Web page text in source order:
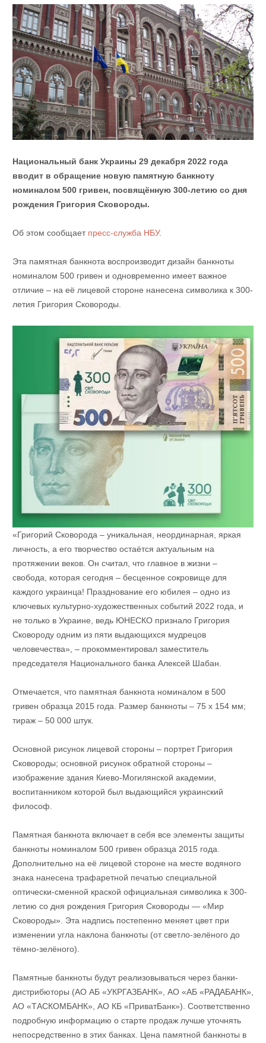
Национальный банк Украины 29 декабря 2022 года
вводит в обращение новую памятную банкноту
номиналом 500 гривен, посвящённую 300-летию со дня
рождения Григория Сковороды.
Об этом сообщает пресс-служба НБУ.
Эта памятная банкнота воспроизводит дизайн банкноты
номиналом 500 гривен и одновременно имеет важное
отличие – на её лицевой стороне нанесена символика к 300-
летия Григория Сковороды.
«Григорий Сковорода – уникальная, неординарная, яркая
личность, а его творчество остаётся актуальным на
протяжении веков. Он считал, что главное в жизни –
свобода, которая сегодня – бесценное сокровище для
каждого украинца! Празднование его юбилея – одно из
ключевых культурно-художественных событий 2022 года, и
не только в Украине, ведь ЮНЕСКО признало Григория
Сковороду одним из пяти выдающихся мудрецов
человечества», – прокомментировал заместитель
председателя Национального банка Алексей Шабан.
Отмечается, что памятная банкнота номиналом в 500
гривен образца 2015 года. Размер банкноты – 75 x 154 мм;
тираж – 50 000 штук.
Основной рисунок лицевой стороны – портрет Григория
Сковороды; основной рисунок обратной стороны –
изображение здания Киево-Могилянской академии,
воспитанником которой был выдающийся украинский
философ.
Памятная банкнота включает в себя все элементы защиты
банкноты номиналом 500 гривен образца 2015 года.
Дополнительно на её лицевой стороне на месте водяного
знака нанесена трафаретной печатью специальной
оптически-сменной краской официальная символика к 300-
летию со дня рождения Григория Сковороды — «Мир
Сковороды». Эта надпись постепенно меняет цвет при
изменении угла наклона банкноты (от светло-зелёного до
тёмно-зелёного).
Памятные банкноты будут реализовываться через банки-
дистрибюторы (АО АБ «УКРГАЗБАНК», АО «АБ «РАДАБАНК»,
АО «ТАСКОМБАНК», АО КБ «ПриватБанк»). Соответственно
подробную информацию о старте продаж лучше уточнять
непосредственно в этих банках. Цена памятной банкноты в